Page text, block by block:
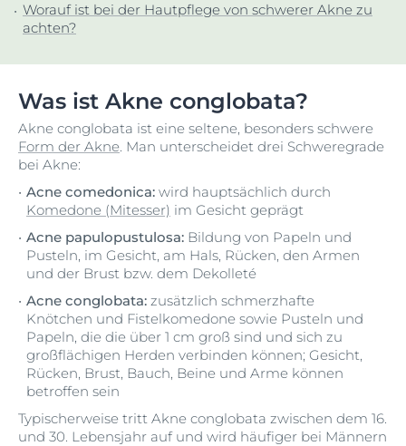
Worauf ist bei der Hautpflege von schwerer Akne zu
achten?
Was ist Akne conglobata?
Akne conglobata ist eine seltene, besonders schwere
Form der Akne. Man unterscheidet drei Schweregrade
bei Akne:
Acne comedonica: wird hauptsächlich durch
Komedone (Mitesser) im Gesicht geprägt
Acne papulopustulosa: Bildung von Papeln und
Pusteln, im Gesicht, am Hals, Rücken, den Armen
und der Brust bzw. dem Dekolleté
Acne conglobata: zusätzlich schmerzhafte
Knötchen und Fistelkomedone sowie Pusteln und
Papeln, die die über 1 cm groß sind und sich zu
großflächigen Herden verbinden können; Gesicht,
Rücken, Brust, Bauch, Beine und Arme können
betroffen sein
Typischerweise tritt Akne conglobata zwischen dem 16.
und 30. Lebensjahr auf und wird häufiger bei Männern